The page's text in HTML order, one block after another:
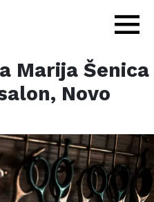
Marija Šenica
Novo